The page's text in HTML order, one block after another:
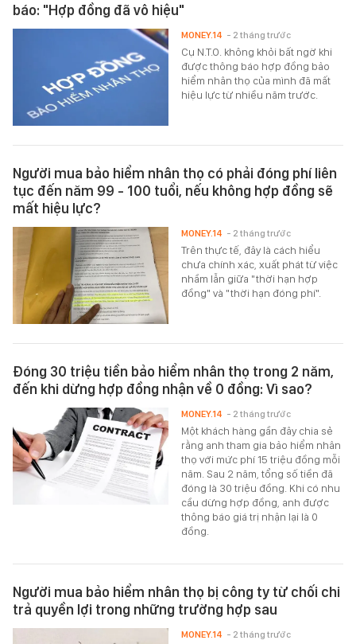
báo: "Hợp đồng đã vô hiệu"
Cụ N.T.O. không khỏi bất ngờ khi
được thông báo hợp đồng bảo
hiểm nhân thọ của mình đã mất
hiệu lực từ nhiều năm trước.
MONEY.14 - 2 tháng trước
Người mua bảo hiểm nhân thọ có phải đóng phí liên
tục đến năm 99 - 100 tuổi, nếu không hợp đồng sẽ
mất hiệu lực?
Trên thực tế, đây là cách hiểu
chưa chính xác, xuất phát từ việc
nhầm lẫn giữa "thời hạn hợp
đồng" và "thời hạn đóng phí".
MONEY.14 - 2 tháng trước
Đóng 30 triệu tiền bảo hiểm nhân thọ trong 2 năm,
đến khi dừng hợp đồng nhận về 0 đồng: Vì sao?
Một khách hàng gần đây chia sẻ
rằng anh tham gia bảo hiểm nhân
thọ với mức phí 15 triệu đồng mỗi
năm. Sau 2 năm, tổng số tiền đã
đóng là 30 triệu đồng. Khi có nhu
cầu dừng hợp đồng, anh được
thông báo giá trị nhận lại là 0
đồng.
MONEY.14 - 2 tháng trước
Người mua bảo hiểm nhân thọ bị công ty từ chối chi
trả quyền lợi trong những trường hợp sau
MONEY.14 - 2 tháng trước